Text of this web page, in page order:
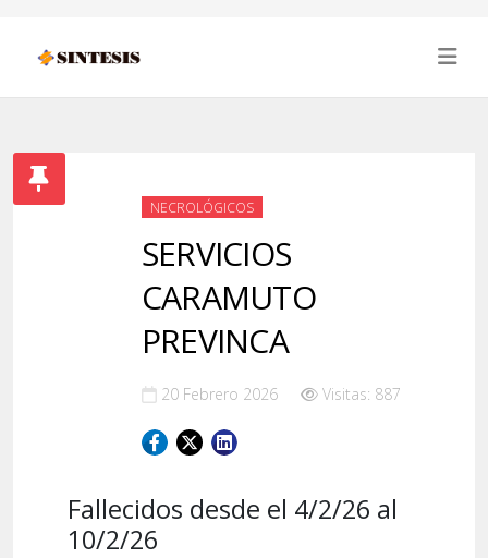
NECROLÓGICOS
SERVICIOS
CARAMUTO
PREVINCA
20 Febrero 2026 Visitas: 887
Fallecidos desde el 4/2/26 al
10/2/26